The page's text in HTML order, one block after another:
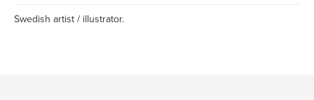
Swedish artist / illustrator.